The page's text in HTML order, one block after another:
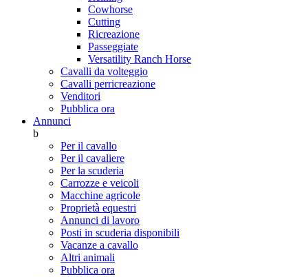
Cowhorse
Cutting
Ricreazione
Passeggiate
Versatility Ranch Horse
Cavalli da volteggio
Cavalli perricreazione
Venditori
Pubblica ora
Annunci
b
Per il cavallo
Per il cavaliere
Per la scuderia
Carrozze e veicoli
Macchine agricole
Proprietà equestri
Annunci di lavoro
Posti in scuderia disponibili
Vacanze a cavallo
Altri animali
Pubblica ora